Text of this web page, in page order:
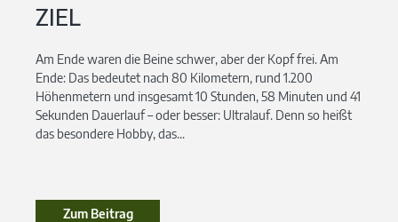
ZIEL
Am Ende waren die Beine schwer, aber der Kopf frei. Am
Ende: Das bedeutet nach 80 Kilometern, rund 1.200
Höhenmetern und insgesamt 10 Stunden, 58 Minuten und 41
Sekunden Dauerlauf – oder besser: Ultralauf. Denn so heißt
das besondere Hobby, das...
Zum Beitrag